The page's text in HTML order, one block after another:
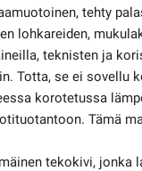
tehty
lohkareiden,
teknisten ja
Totta, se ei sovellu
korotetussa
Tämä
tekokivi, jonka